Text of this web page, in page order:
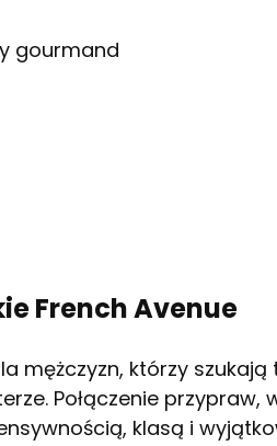
gourmand
French Avenue
mężczyzn, którzy
Połączenie przypraw,
klasą i